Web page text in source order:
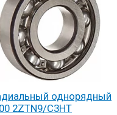
однорядный
2ZTN9/C3HT